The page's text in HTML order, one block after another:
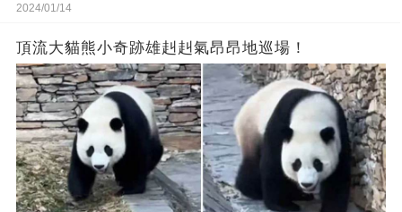
2024/01/14
頂流大貓熊小奇跡雄赳赳氣昂昂地巡場！